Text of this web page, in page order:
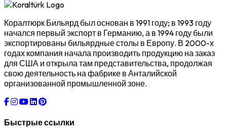
Коралтюрк Бильярд был основан в 1991 году; в 1993 году
начался первый экспорт в Германию, а в 1994 году были
экспортированы бильярдные столы в Европу. В 2000-х
годах компания начала производить продукцию на заказ
для США и открыла там представительства, продолжая
свою деятельность на фабрике в Анталийской
организованной промышленной зоне.
Быстрые ссылки